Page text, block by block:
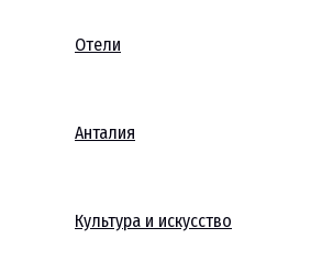
Отели
Анталия
Культура и искусство